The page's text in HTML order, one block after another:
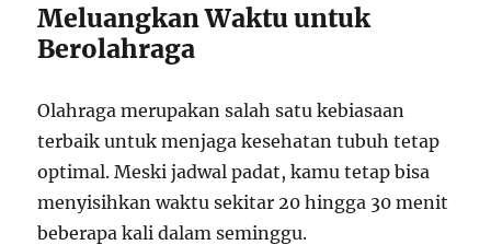
Meluangkan Waktu untuk
Berolahraga
Olahraga merupakan salah satu kebiasaan
terbaik untuk menjaga kesehatan tubuh tetap
optimal. Meski jadwal padat, kamu tetap bisa
menyisihkan waktu sekitar 20 hingga 30 menit
beberapa kali dalam seminggu.